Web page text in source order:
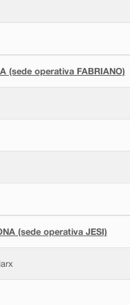
(sede operativa FABRIANO)
(sede operativa JESI)